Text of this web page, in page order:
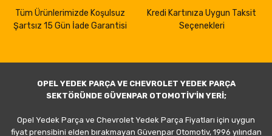
Tüm Ürünlerimizde Koşulsuz
Şartsız 15 Gün İade Garantisi
Kredi Kartınıza Uygun Taksit
Seçenekleri
OPEL YEDEK PARÇA VE CHEVROLET YEDEK PARÇA
SEKTÖRÜNDE GÜVENPAR OTOMOTİV'İN YERİ;
Opel Yedek Parça ve Chevrolet Yedek Parça Fiyatları için uygun
fiyat prensibini elden bırakmayan Güvenpar Otomotiv, 1996 yılından